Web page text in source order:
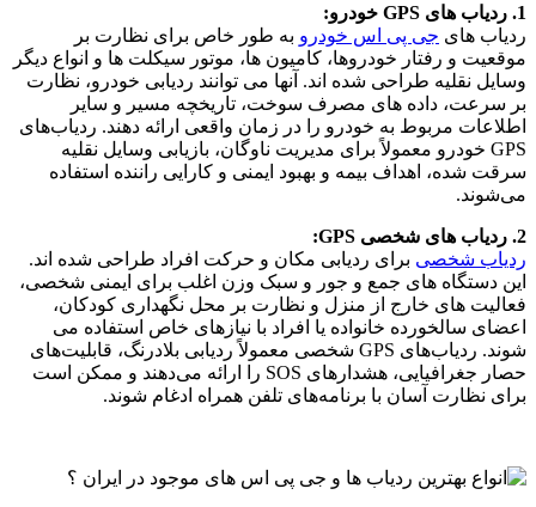
1. ردیاب های GPS خودرو:
ردیاب های جی پی اس خودرو به طور خاص برای نظارت بر
موقعیت و رفتار خودروها، کامیون ها، موتور سیکلت ها و انواع دیگر
وسایل نقلیه طراحی شده اند. آنها می توانند ردیابی خودرو، نظارت
بر سرعت، داده های مصرف سوخت، تاریخچه مسیر و سایر
اطلاعات مربوط به خودرو را در زمان واقعی ارائه دهند. ردیاب‌های
GPS خودرو معمولاً برای مدیریت ناوگان، بازیابی وسایل نقلیه
سرقت شده، اهداف بیمه و بهبود ایمنی و کارایی راننده استفاده
می‌شوند.
2. ردیاب های شخصی GPS:
ردیاب شخصی برای ردیابی مکان و حرکت افراد طراحی شده اند.
این دستگاه های جمع و جور و سبک وزن اغلب برای ایمنی شخصی،
فعالیت های خارج از منزل و نظارت بر محل نگهداری کودکان،
اعضای سالخورده خانواده یا افراد با نیازهای خاص استفاده می
شوند. ردیاب‌های GPS شخصی معمولاً ردیابی بلادرنگ، قابلیت‌های
حصار جغرافیایی، هشدارهای SOS را ارائه می‌دهند و ممکن است
برای نظارت آسان با برنامه‌های تلفن همراه ادغام شوند.